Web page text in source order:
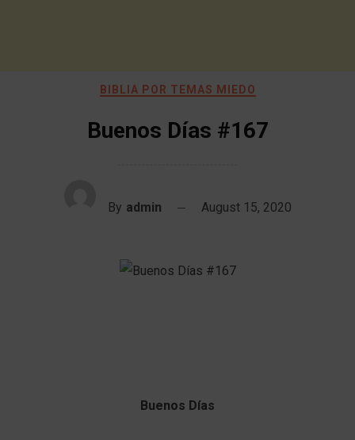
BIBLIA POR TEMAS MIEDO
Buenos Días #167
By admin August 15, 2020
Buenos Días